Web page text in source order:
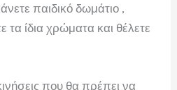
παιδικό δωμάτιο ,
τα ίδια χρώματα και θέλετε
που θα πρέπει να